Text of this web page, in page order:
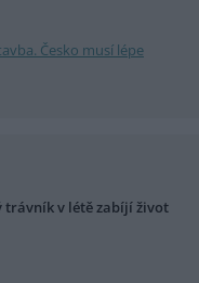
Česko musí lépe
trávník v létě zabíjí život